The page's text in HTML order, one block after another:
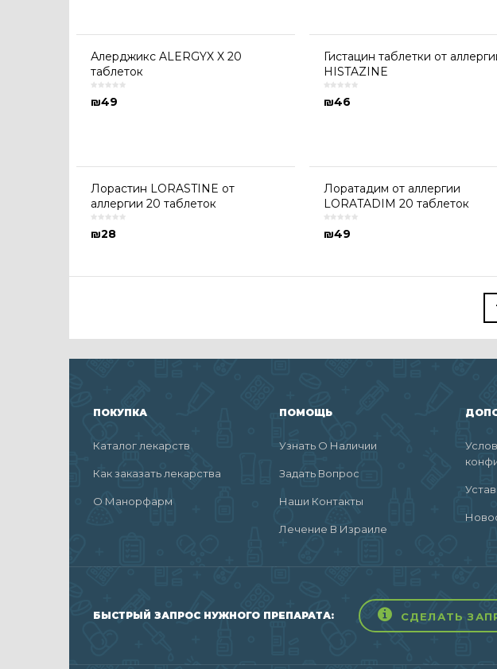
Алерджикс ALERGYX X 20
таблеток
₪49
Гистацин таблетки от
HISTAZINE
₪46
Лорастин LORASTINE от
аллергии 20 таблеток
₪28
Лоратадим от аллергии
LORATADIM 20 таблеток
₪49
ПОКУПКА
Каталог лекарств
Как заказать лекарства
О Манорфарм
ПОМОЩЬ
Узнать О Наличии
Задать Вопрос
Наши Контакты
Лечение В Израиле
БЫСТРЫЙ ЗАПРОС НУЖНОГО ПРЕПАРАТА: СДЕЛАТЬ